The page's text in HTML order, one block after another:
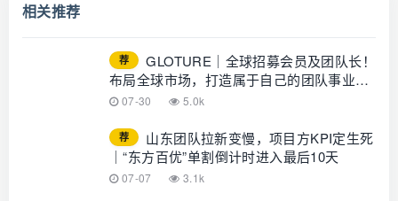
相关推荐
荐
GLOTURE｜全球招募会员及团队长！
布局全球市场，打造属于自己的团队事业，
想增加收入？想打造团队？加入
07-30 5.0k
荐
山东团队拉新变慢，项目方KPI定生死
｜“东方百优”单割倒计时进入最后10天
07-07 3.1k